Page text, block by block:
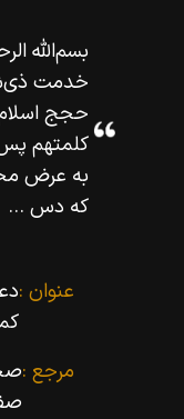
خدمت
حجج اسلام
كلمتهم پس
به عرض
كه دس ...
عنوان :
مرجع :